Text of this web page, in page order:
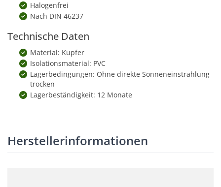
Halogenfrei
Nach DIN 46237
Technische Daten
Material: Kupfer
Isolationsmaterial: PVC
Lagerbedingungen: Ohne direkte Sonneneinstrahlung
trocken
Lagerbeständigkeit: 12 Monate
Herstellerinformationen